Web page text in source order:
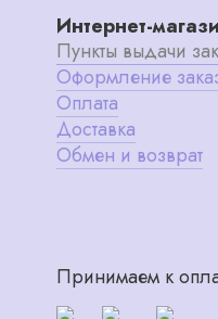
Интернет-
Пункты выдачи
Оформление
Оплата
Доставка
Обмен и возврат
Принимаем к